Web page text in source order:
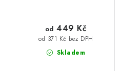
Skladem
od 371 Kč bez DPH
od 449 Kč